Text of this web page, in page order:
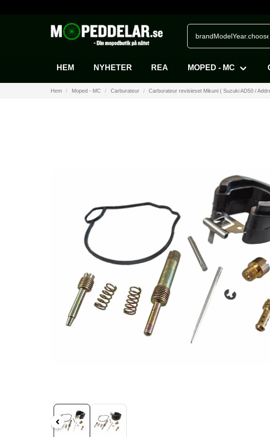
HEM NYHETER REA MOPED - MC
Hem Moped - MC Carburateur Carburateur revisieset Mikuni ( Suzuki AD50 /